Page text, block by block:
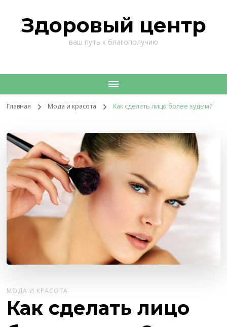
Здоровый центр
ваш путь к благополучию
Главная Мода и красота Как сделать лицо более худым?
МОДА И КРАСОТА
Как сделать лицо